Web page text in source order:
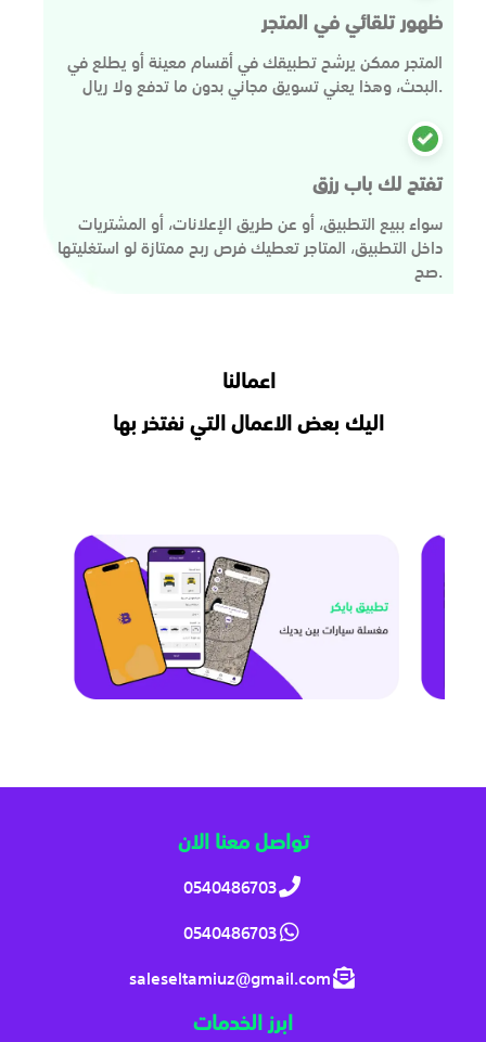
ظهور تلقائي في المتجر
المتجر ممكن يرشح تطبيقك في أقسام معينة أو يطلع في
البحث، وهذا يعني تسويق مجاني بدون ما تدفع ولا ريال.
تفتح لك باب رزق
سواء ببيع التطبيق، أو عن طريق الإعلانات، أو المشتريات
داخل التطبيق، المتاجر تعطيك فرص ربح ممتازة لو استغليتها
صح.
اعمالنا
اليك بعض الاعمال التي نفتخر بها
تواصل معنا الان
0540486703
0540486703
saleseltamiuz@gmail.com
ابرز الخدمات